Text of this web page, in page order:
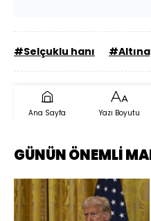
#Selçuklu hanı
Ana Sayfa Yazı Boyutu
GÜNÜN ÖNEMLİ